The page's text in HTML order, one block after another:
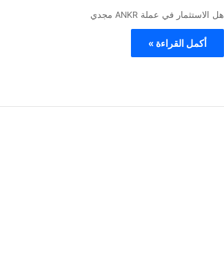
هل الاستثمار في عملة ANKR مجدي
أكمل القراءة »